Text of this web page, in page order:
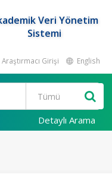
Veri Yönetim
Sistemi
Araştırmacı Girişi English
Detaylı Arama